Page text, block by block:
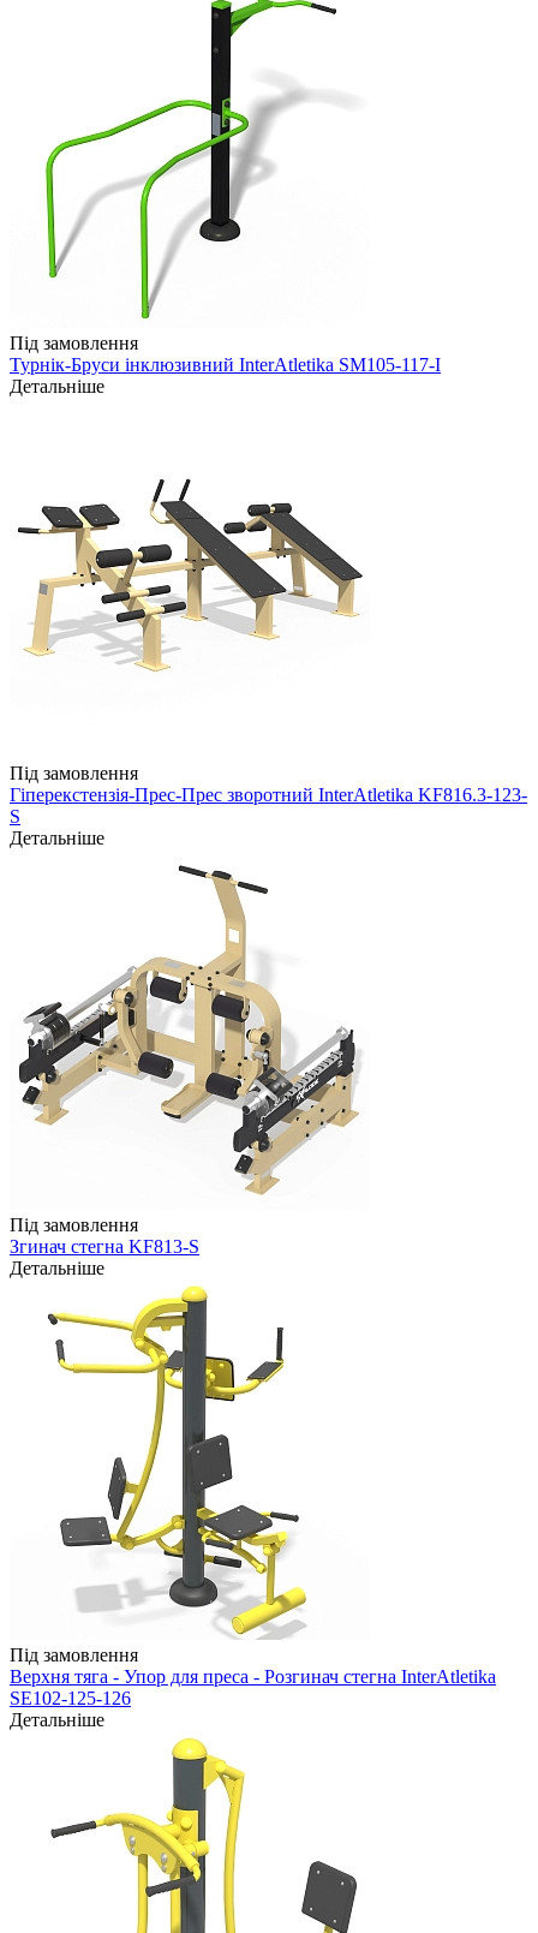
Під замовлення
Турнік-Бруси інклюзивний InterAtletika SM105-117-I
Детальніше
Під замовлення
Гіперекстензія-Прес-Прес зворотний InterAtletika KF816.3-123-
S
Детальніше
Під замовлення
Згинач стегна KF813-S
Детальніше
Під замовлення
Верхня тяга - Упор для преса - Розгинач стегна InterAtletika
SE102-125-126
Детальніше